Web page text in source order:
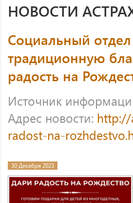
НОВОСТИ
Социальный
традиционную
радость на
Источник
Адрес новости:
radost-na-
30 Декабря 2023